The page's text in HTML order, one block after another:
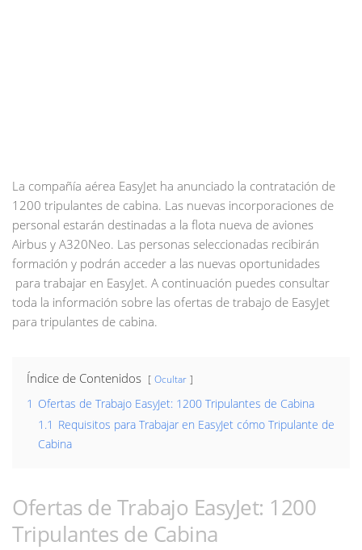
La compañía aérea EasyJet ha anunciado la contratación de
1200 tripulantes de cabina. Las nuevas incorporaciones de
personal estarán destinadas a la flota nueva de aviones
Airbus y A320Neo. Las personas seleccionadas recibirán
formación y podrán acceder a las nuevas oportunidades
para trabajar en EasyJet. A continuación puedes consultar
toda la información sobre las ofertas de trabajo de EasyJet
para tripulantes de cabina.
Índice de Contenidos Ocultar
1 Ofertas de Trabajo EasyJet: 1200 Tripulantes de Cabina
1.1 Requisitos para Trabajar en EasyJet cómo Tripulante de
Cabina
Ofertas de Trabajo EasyJet: 1200
Tripulantes de Cabina